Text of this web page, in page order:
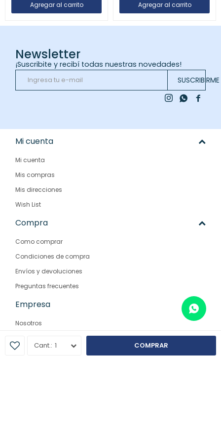
1 COMPRAR
Newsletter
¡Suscribite y recibí todas nuestras novedades!
SUSCRIBIRME

 
Mi cuenta
Mi cuenta
Mis compras
Mis direcciones
Wish List
Compra
Como comprar
Condiciones de compra
Envíos y devoluciones
Preguntas frecuentes
Empresa
Nosotros